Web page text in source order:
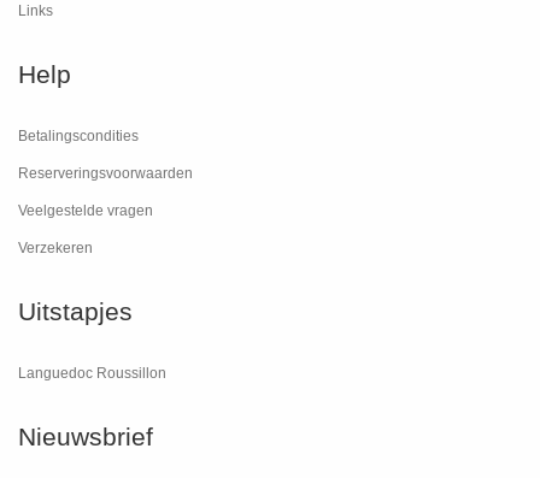
Links
Help
Betalingscondities
Reserveringsvoorwaarden
Veelgestelde vragen
Verzekeren
Uitstapjes
Languedoc Roussillon
Nieuwsbrief